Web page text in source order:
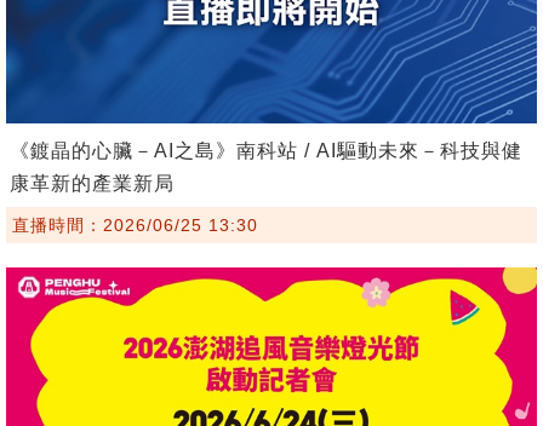
《鍍晶的心臟－AI之島》南科站 / AI驅動未來－科技與健
康革新的產業新局
直播時間：2026/06/25 13:30